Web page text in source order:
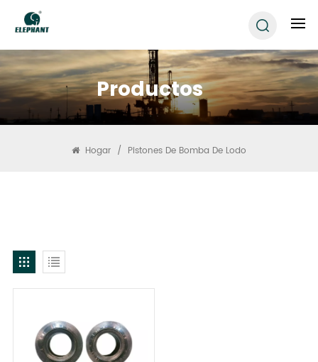
Productos
Hogar / Pistones De Bomba De Lodo